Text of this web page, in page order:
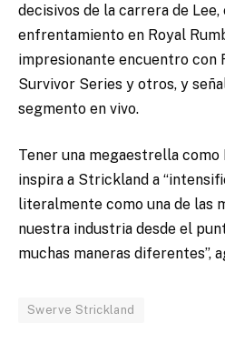
decisivos de la carrera de Lee,
enfrentamiento en Royal
impresionante encuentro con
Survivor Series y otros, y
segmento en vivo.
Tener una megaestrella como
inspira a Strickland a
literalmente como una de las
nuestra industria desde el
muchas maneras diferentes”,
Swerve Strickland